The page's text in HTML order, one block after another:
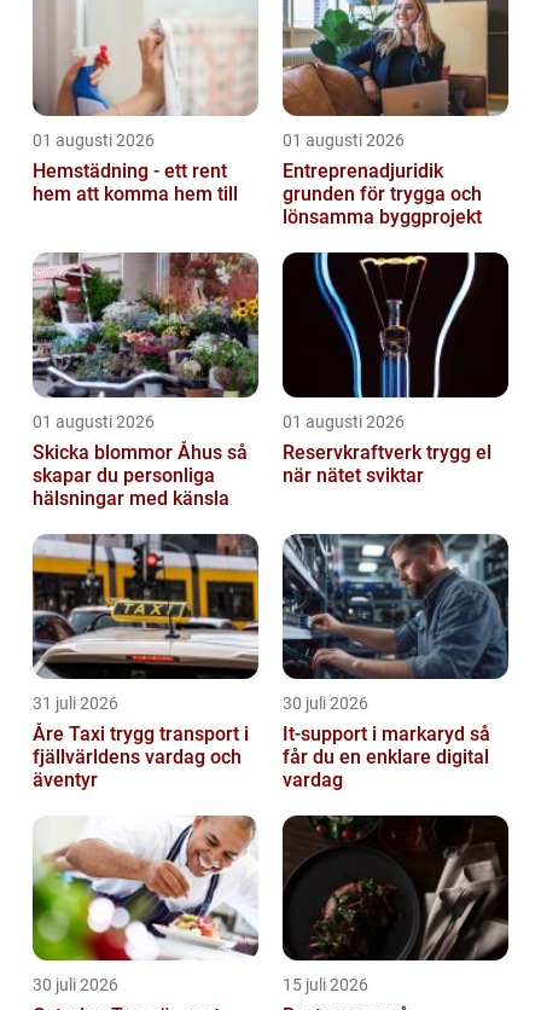
01 augusti 2026
Hemstädning - ett rent
hem att komma hem till
01 augusti 2026
Entreprenadjuridik
grunden för trygga och
lönsamma byggprojekt
01 augusti 2026
Skicka blommor Åhus så
skapar du personliga
hälsningar med känsla
01 augusti 2026
Reservkraftverk trygg el
när nätet sviktar
31 juli 2026
Åre Taxi trygg transport i
fjällvärldens vardag och
äventyr
30 juli 2026
It-support i markaryd så
får du en enklare digital
vardag
30 juli 2026 15 juli 2026